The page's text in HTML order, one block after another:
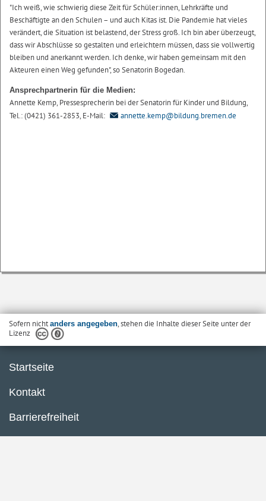
"Ich weiß, wie schwierig diese Zeit für Schüler:innen, Lehrkräfte und
Beschäftigte an den Schulen – und auch Kitas ist. Die Pandemie hat vieles
verändert, die Situation ist belastend, der Stress groß. Ich bin aber überzeugt,
dass wir Abschlüsse so gestalten und erleichtern müssen, dass sie vollwertig
bleiben und anerkannt werden. Ich denke, wir haben gemeinsam mit den
Akteuren einen Weg gefunden", so Senatorin Bogedan.
Ansprechpartnerin für die Medien:
Annette Kemp, Pressesprecherin bei der Senatorin für Kinder und Bildung,
Tel.: (0421) 361-2853, E-Mail:
annette.kemp@bildung.bremen.de
Sofern nichtanders angegeben, stehen die Inhalte dieser Seite unter der
Lizenz
Startseite
Kontakt
Barrierefreiheit